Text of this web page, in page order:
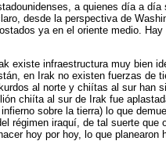
a quienes día a
desde la perspectiva de
ya en el oriente medio.
existe infraestructura muy bien
en Irak no existen fuerzas de
al norte y chiítas al sur han
chiíta al sur de Irak fue
sobre la tierra) lo que
régimen iraquí, de tal suerte que
hoy por hoy, lo que planearon